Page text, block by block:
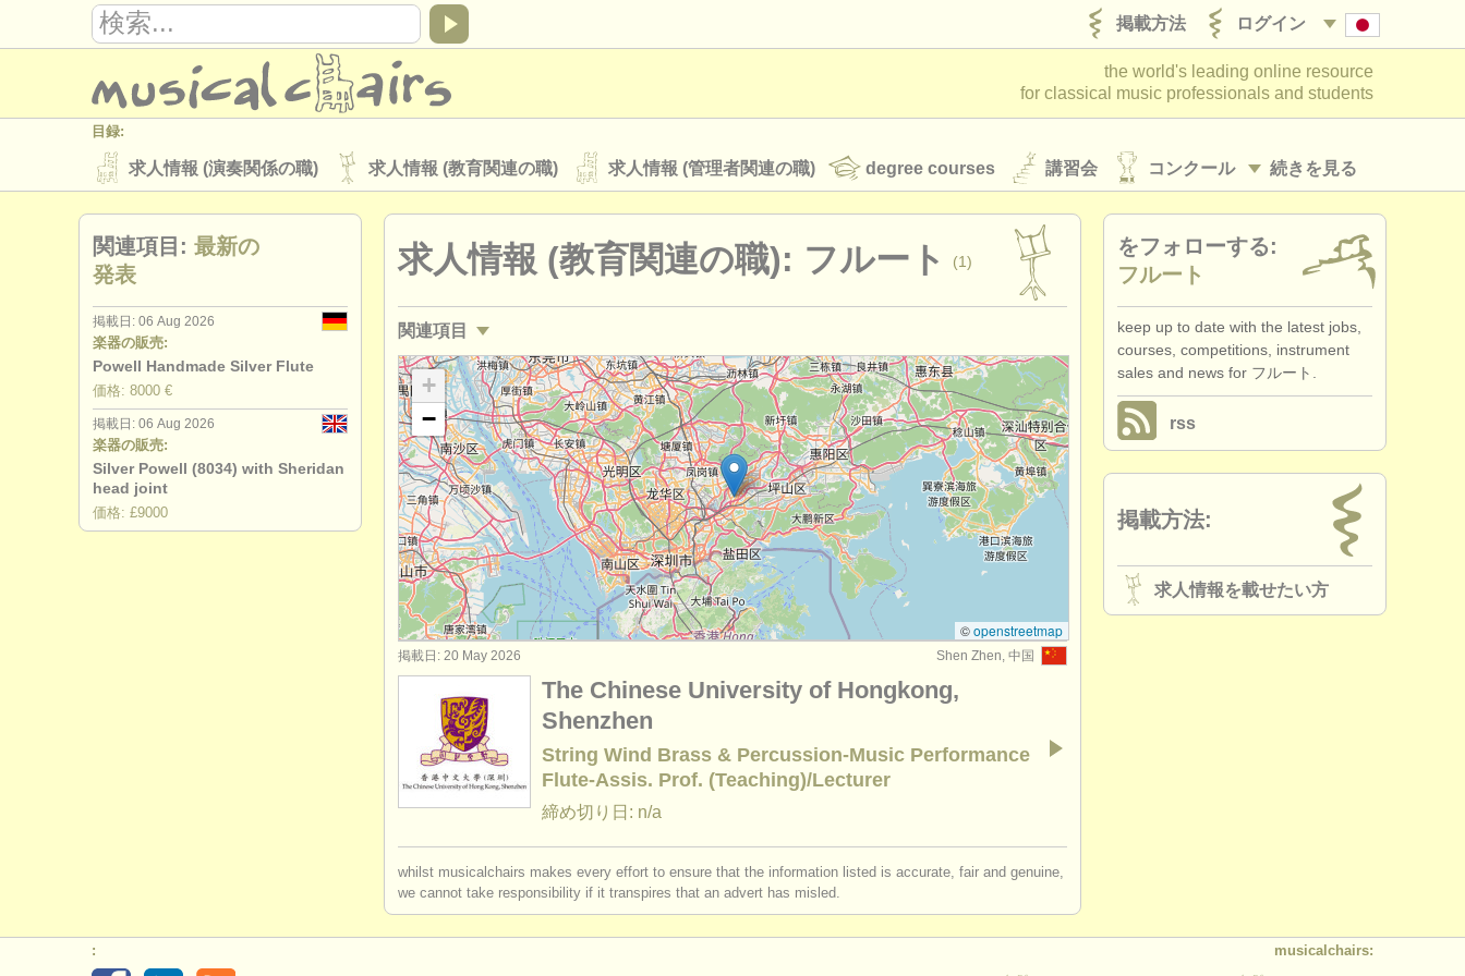
ログイン
掲載方法
the world's leading online resource
for classical music professionals and students
目録:
続きを見る
求人情報 (演奏関係の職) 求人情報 (教育関連の職) 求人情報 (管理者関連の職) degree courses 講習会 コンクール
楽器の販売 盗まれた楽器
ディレクトリー:
musicalchairs:
musicalchairsについて お問い合わせ rss feeds クラシック音楽ニュース
出版社:
掲載方法 find out about ourATS ATSfaq ログイン
求人情報 (教育関連の職): フルート (1)
関連項目
求人情報 (演奏関係の職): フルート (19)
講習会: フルート (15)
degree courses: フルート (10)
degree courses: baroque flute (2)
degree courses: 民俗 ホイッスル/フルート (1)
コンクール: フルート (22)
楽器の販売: フルート
盗まれた楽器: フルート (162)
+
−
©openstreetmap
Shen Zhen, 中国
掲載日: 20 May 2026
The Chinese University of Hongkong,
Shenzhen
String Wind Brass & Percussion-Music Performance
Flute-Assis. Prof. (Teaching)/Lecturer
締め切り日: n/a
whilst musicalchairs makes every effort to ensure that the information listed is accurate, fair and genuine,
we cannot take responsibility if it transpires that an advert has misled.
関連項目: 最新の
発表
掲載日: 06 Aug 2026
楽器の販売:
Powell Handmade Silver Flute
価格: 8000 €
掲載日: 06 Aug 2026
楽器の販売:
Silver Powell (8034) with Sheridan
head joint
価格: £9000
をフォローする:
フルート
keep up to date with the latest jobs,
courses, competitions, instrument
sales and news for フルート.
rss
掲載方法:
求人情報を載せたい方
musicalchairs:
: